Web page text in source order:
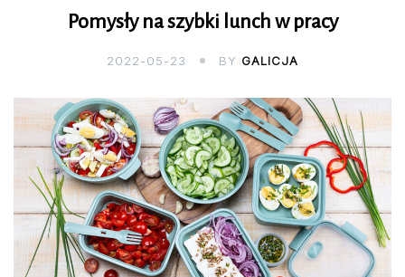
Pomysły na szybki lunch w pracy
2022-05-23 BY GALICJA